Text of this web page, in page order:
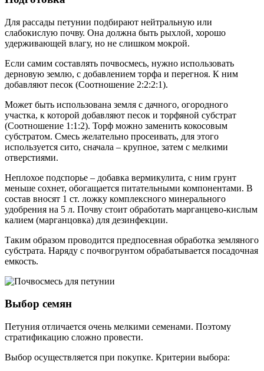
Для рассады петунии подбирают нейтральную или
слабокислую почву. Она должна быть рыхлой, хорошо
удерживающей влагу, но не слишком мокрой.
Если самим составлять почвосмесь, нужно использовать
дерновую землю, с добавлением торфа и перегноя. К ним
добавляют песок (Соотношение 2:2:2:1).
Может быть использована земля с дачного, огородного
участка, к которой добавляют песок и торфяной субстрат
(Соотношение 1:1:2). Торф можно заменить кокосовым
субстратом. Смесь желательно просеивать, для этого
используется сито, сначала – крупное, затем с мелкими
отверстиями.
Неплохое подспорье – добавка вермикулита, с ним грунт
меньше сохнет, обогащается питательными компонентами. В
состав вносят 1 ст. ложку комплексного минерального
удобрения на 5 л. Почву стоит обработать марганцево-кислым
калием (марганцовка) для дезинфекции.
Таким образом проводится предпосевная обработка земляного
субстрата. Наряду с почвогрунтом обрабатывается посадочная
емкость.
Выбор семян
Петуния отличается очень мелкими семенами. Поэтому
стратификацию сложно провести.
Выбор осуществляется при покупке. Критерии выбора: